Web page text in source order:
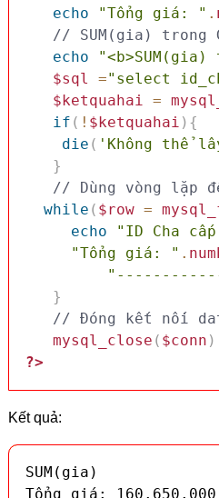
echo
"Tổng giá: " .
// SUM(gia) trong
echo
"<b>SUM(gia)
$sql
="select
$ketquahai =
if ( ! $ketquahai ) {
die ( 'Không thể
}
while ( $row =
echo
"ID Cha
"Tổng giá: " .
}
// Đóng kết nối
mysql_close ( $conn )
?>
Kết quả:
SUM(gia)
Tổng giá: 160.650.000